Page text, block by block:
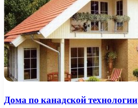
Дома по канадской технологии